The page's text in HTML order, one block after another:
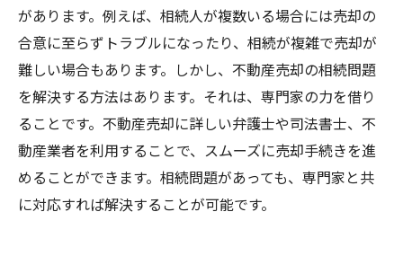
があります。例えば、相続人が複数いる場合には売却の
合意に至らずトラブルになったり、相続が複雑で売却が
難しい場合もあります。しかし、不動産売却の相続問題
を解決する方法はあります。それは、専門家の力を借り
ることです。不動産売却に詳しい弁護士や司法書士、不
動産業者を利用することで、スムーズに売却手続きを進
めることができます。相続問題があっても、専門家と共
に対応すれば解決することが可能です。